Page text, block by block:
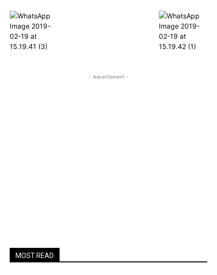
- Advertisment -
MOST READ